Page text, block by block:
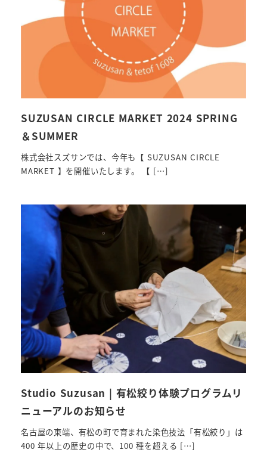
SUZUSAN CIRCLE MARKET 2024 SPRING
＆SUMMER
株式会社スズサンでは、今年も【 SUZUSAN CIRCLE
MARKET 】を開催いたします。 【 […]
Studio Suzusan | 有松絞り体験プログラムリ
ニューアルのお知らせ
名古屋の東端、有松の町で育まれた染色技法「有松絞り」は
400 年以上の歴史の中で、100 種を超える […]